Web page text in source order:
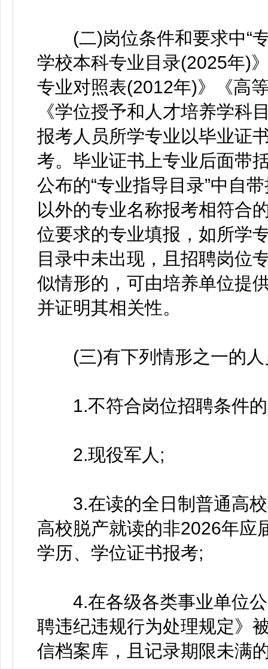
(二)岗位条件和要求中“专
学校本科专业目录(2025年)
专业对照表(2012年)》《高
《学位授予和人才培养学科
报考人员所学专业以毕业证
考。毕业证书上专业后面带
公布的“专业指导目录”中自
以外的专业名称报考相符合
位要求的专业填报，如所学
目录中未出现，且招聘岗位
似情形的，可由培养单位提
并证明其相关性。
(三)有下列情形之一的人
1.不符合岗位招聘条件的
2.现役军人;
3.在读的全日制普通高校
高校脱产就读的非2026年应
学历、学位证书报考;
4.在各级各类事业单位公
聘违纪违规行为处理规定》
信档案库，且记录期限未满